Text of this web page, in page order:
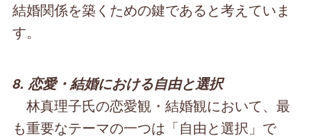
結婚関係を築くための鍵であると考えていま
す。
8. 恋愛・結婚における自由と選択
林真理子氏の恋愛観・結婚観において、最
も重要なテーマの一つは「自由と選択」で